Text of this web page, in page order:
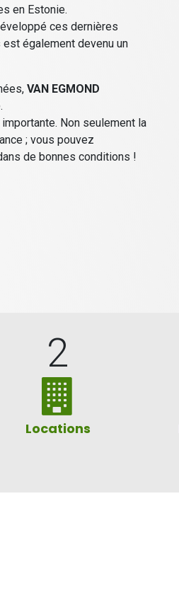
en Estonie.
ces dernières
également devenu un
VAN EGMOND
Non seulement la
; vous pouvez
de bonnes conditions !
2
Locations